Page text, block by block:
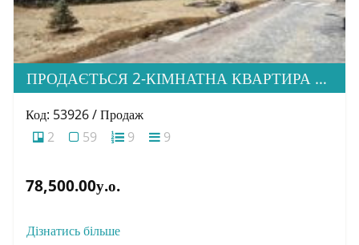
ПРОДАЄТЬСЯ 2-КІМНАТНА КВАРТИРА В М. УЖГОРОД, ВУЛ. ТЛЕХАСА 19, ЖК “WEST TOWERS”
Код: 53926 / Продаж
2
59 9 9
78,500.00у.о.
Дізнатись більше